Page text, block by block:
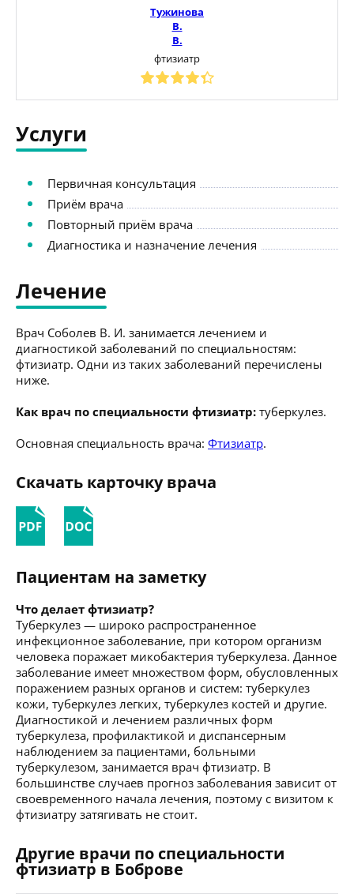
Тужинова
В.
В.
фтизиатр
Услуги
Первичная консультация
Приём врача
Повторный приём врача
Диагностика и назначение лечения
Лечение
Врач Соболев В. И. занимается лечением и
диагностикой заболеваний по специальностям:
фтизиатр. Одни из таких заболеваний перечислены
ниже.
Как врач по специальности фтизиатр: туберкулез.
Основная специальность врача: Фтизиатр.
Скачать карточку врача
Пациентам на заметку
Что делает фтизиатр?
Туберкулез — широко распространенное
инфекционное заболевание, при котором организм
человека поражает микобактерия туберкулеза. Данное
заболевание имеет множеством форм, обусловленных
поражением разных органов и систем: туберкулез
кожи, туберкулез легких, туберкулез костей и другие.
Диагностикой и лечением различных форм
туберкулеза, профилактикой и диспансерным
наблюдением за пациентами, больными
туберкулезом, занимается врач фтизиатр. В
большинстве случаев прогноз заболевания зависит от
своевременного начала лечения, поэтому с визитом к
фтизиатру затягивать не стоит.
Другие врачи по специальности
фтизиатр в Боброве